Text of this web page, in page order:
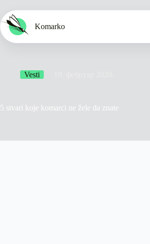
content
Komarko
Vesti
5 stvari koje komarci ne žele da znate